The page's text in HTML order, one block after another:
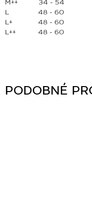
M++
34 - 54
L
48 - 60
L+
48 - 60
L++
48 - 60